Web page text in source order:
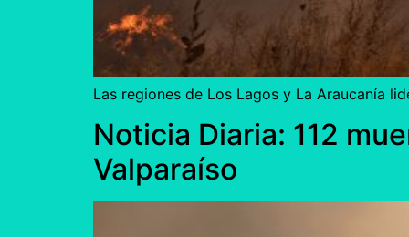
Las regiones de Los Lagos y La Araucanía
Noticia Diaria: 112
Valparaíso